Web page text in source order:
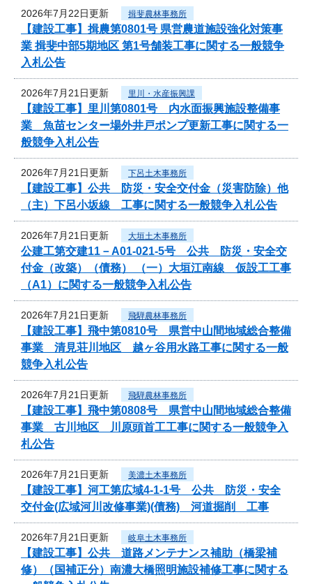
2026年7月22日更新 揖斐農林事務所
【建設工事】揖農第0801号 県営農道施設強化対策事
業 揖斐中部5期地区 第1号舗装工事に関する一般競争
入札公告
2026年7月21日更新 里川・水産振興課
【建設工事】里川第0801号 内水面振興施設整備事
業 魚苗センター場外井戸ポンプ更新工事に関する一
般競争入札公告
2026年7月21日更新 下呂土木事務所
【建設工事】公共 防災・安全交付金（災害防除）他
（主）下呂小坂線 工事に関する一般競争入札公告
2026年7月21日更新 大垣土木事務所
公建工第交建11－A01-021-5号 公共 防災・安全交
付金（改築）（債務） （一）大垣江南線 仮設工工事
（A1）に関する一般競争入札公告
2026年7月21日更新 飛騨農林事務所
【建設工事】飛中第0810号 県営中山間地域総合整備
事業 清見荘川地区 越ヶ谷用水路工事に関する一般
競争入札公告
2026年7月21日更新 飛騨農林事務所
【建設工事】飛中第0808号 県営中山間地域総合整備
事業 古川地区 川原頭首工工事に関する一般競争入
札公告
2026年7月21日更新 美濃土木事務所
【建設工事】河工第広域4-1-1号 公共 防災・安全
交付金(広域河川改修事業)(債務) 河道掘削 工事
2026年7月21日更新 岐阜土木事務所
【建設工事】公共 道路メンテナンス補助（橋梁補
修）（国補正分）南濃大橋照明施設補修工事に関する